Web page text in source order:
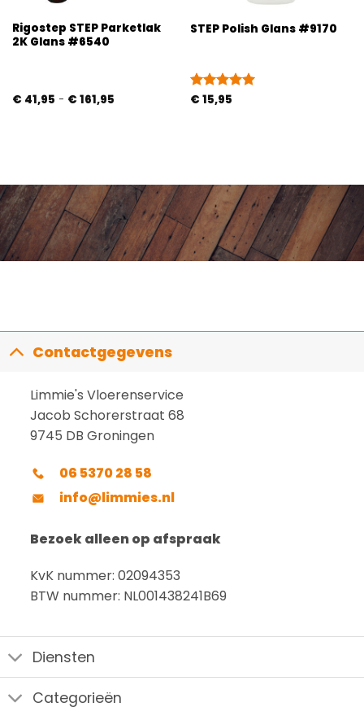
Rigostep STEP Parketlak
2K Glans #6540
€ 41,95 - € 161,95Prijsklasse:
STEP Polish Glans #9170
Gewaardeerd
€ 15,95
Contactgegevens
Limmie's Vloerenservice
Jacob Schorerstraat 68
9745 DB Groningen
06 5370 28 58
info@limmies.nl
Bezoek alleen op afspraak
KvK nummer: 02094353
BTW nummer: NL001438241B69
Diensten
Categorieën